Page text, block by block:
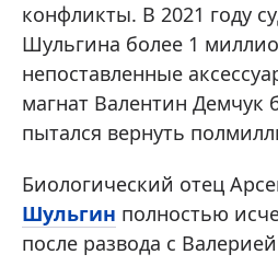
конфликты. В 2021 году
Шульгина более 1
непоставленные
магнат Валентин Демчук
пытался вернуть
Биологический отец
Шульгин полностью
после развода с